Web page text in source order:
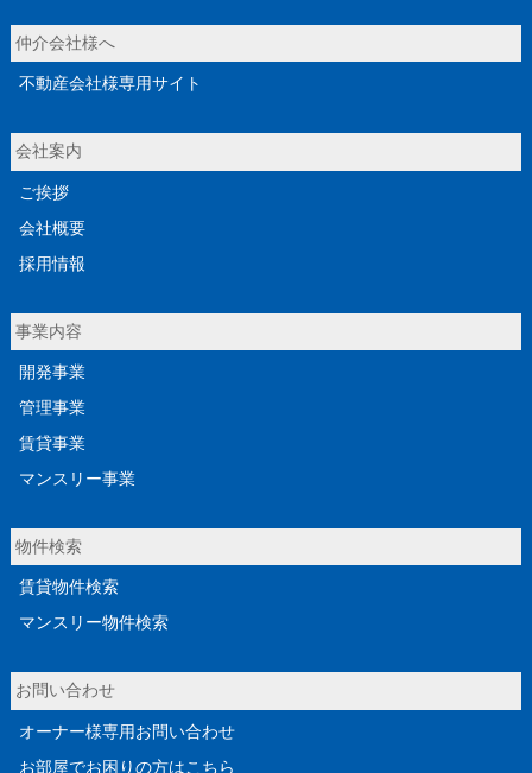
仲介会社様へ
不動産会社様専用サイト
会社案内
ご挨拶
会社概要
採用情報
事業内容
開発事業
管理事業
賃貸事業
マンスリー事業
物件検索
賃貸物件検索
マンスリー物件検索
お問い合わせ
オーナー様専用お問い合わせ
お部屋でお困りの方はこちら